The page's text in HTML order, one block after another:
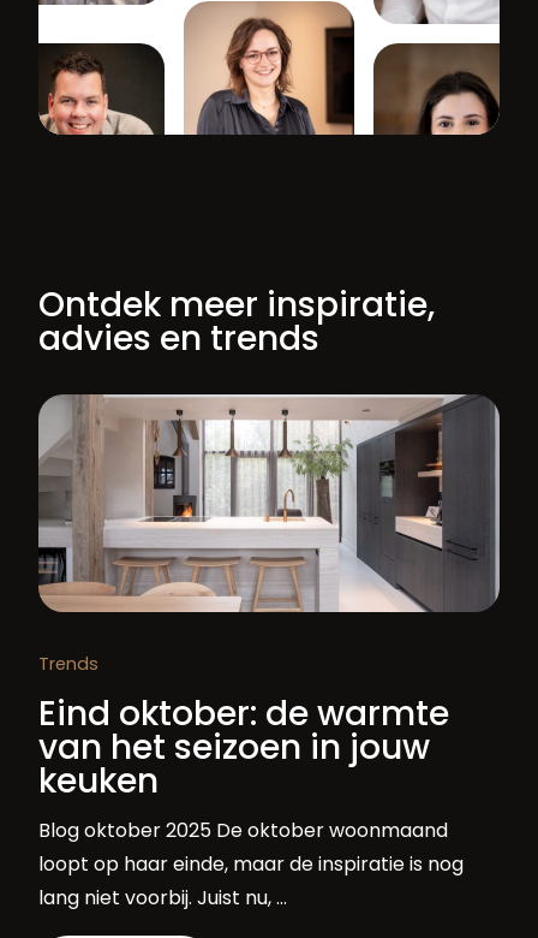
Ontdek meer inspiratie,
advies en trends
Trends
Eind oktober: de warmte
van het seizoen in jouw
keuken
Blog oktober 2025 De oktober woonmaand
loopt op haar einde, maar de inspiratie is nog
lang niet voorbij. Juist nu, …